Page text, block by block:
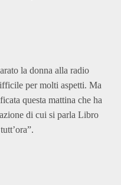
la donna alla radio
per molti aspetti. Ma
questa mattina che ha
di cui si parla Libro